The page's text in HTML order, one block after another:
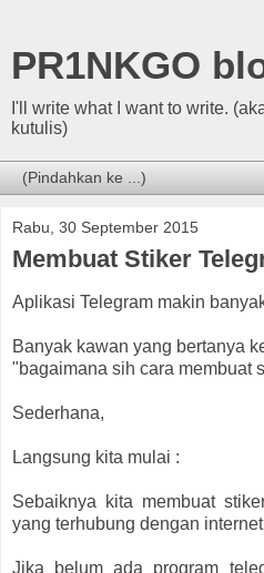
PR1NKGO
I'll write what I want to write.
kutulis)
Rabu, 30 September 2015
Membuat Stiker
Aplikasi Telegram makin
Banyak kawan yang bertanya
"bagaimana sih cara membuat
Sederhana,
Langsung kita mulai :
Sebaiknya kita membuat
yang terhubung dengan
Jika belum ada program